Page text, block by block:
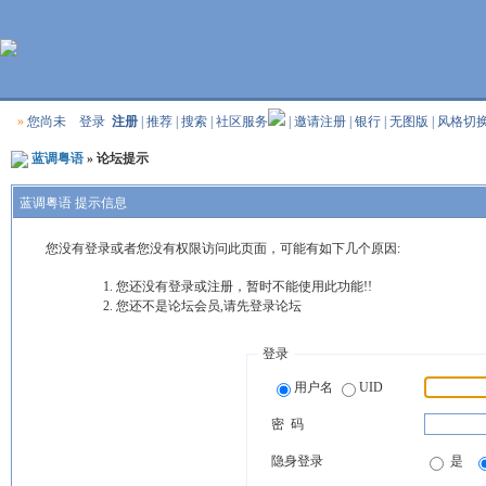
»您尚未 登录 注册| 推荐| 搜索| 社区服务 | 邀请注册| 银行 无图版 风格切
蓝调粤语» 论坛提示
蓝调粤语 提示信息
您没有登录或者您没有权限访问此页面，可能有如下几个原因:
您还没有登录或注册，暂时不能使用此功能!!
您还不是论坛会员,请先登录论坛
登录
用户名 UID
密 码
隐身登录 是